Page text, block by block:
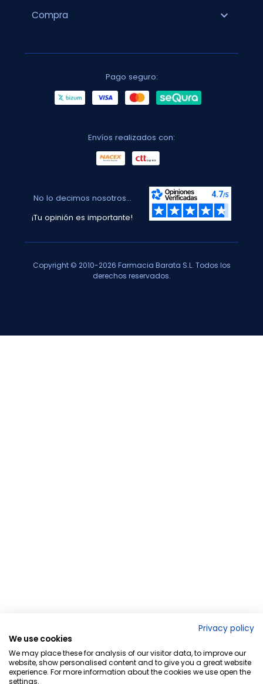
Compra expand_more
Pago seguro:
Envíos realizados con:
No lo decimos nosotros...
¡Tu opinión es importante!
Copyright © 2010-2026 Farmacia Barata S.L. Todos los
derechos reservados.
Privacy policy
We use cookies
We may place these for analysis of our visitor data, to improve our
website, show personalised content and to give you a great website
experience. For more information about the cookies we use open the
settings.